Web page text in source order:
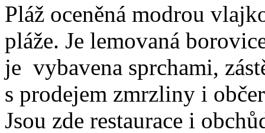
Pláž oceněná modrou
pláže. Je lemovaná
je vybavena sprchami,
s prodejem zmrzliny i
Jsou zde restaurace i